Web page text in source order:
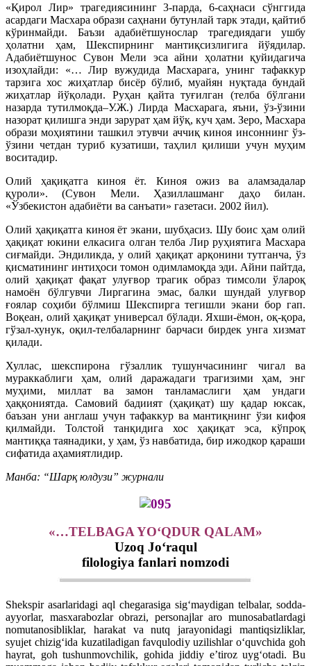
«Қирол Лир» трагедиясининг 3-парда, 6-саҳнаси сўнггида
асардаги Масхара образи саҳнани бутунлай тарк этади, қайтиб
кўринмайди. Баъзи адабиётшунослар трагедиядаги ушбу
ҳолатни ҳам, Шекспирнинг мантиқсизлигига йўядилар.
Адабиётшунос Сувон Мели эса айни ҳолатни қуйидагича
изоҳлайди: «… Лир вужудида Масхарага, унинг тафаккур
тарзига хос жиҳатлар бисёр бўлиб, муайян нуқтада бундай
жиҳатлар йўқолади. Руҳан қайта туғилган (телба бўлгани
назарда тутилмоқда–У.Ж.) Лирда Масхарага, яъни, ўз-ўзини
назорат қилишга энди зарурат ҳам йўқ, куч ҳам. Зеро, Масхара
образи моҳиятини ташкил этувчи аччиқ киноя инсоннинг ўз-
ўзини четдан туриб кузатиши, таҳлил қилиши учун муҳим
воситадир.
Олий ҳақиқатга киноя ёт. Киноя ожиз ва аламзадалар
қуроли». (Сувон Мели. Ҳазиллашманг даҳо билан.
«Ўзбекистон адабиёти ва санъати» газетаси. 2002 йил).
Олий ҳақиқатга киноя ёт экани, шубҳасиз. Шу боис ҳам олий
ҳақиқат юкини елкасига олган телба Лир руҳиятига Масхара
сиғмайди. Эндиликда, у олий ҳақиқат арқонини тутганча, ўз
қисматининг интиҳоси томон одимламоқда эди. Айни пайтда,
олий ҳақиқат фақат улуғвор трагик образ тимсоли ўлароқ
намоён бўлгувчи Лиргагина эмас, балки шундай улуғвор
ғоялар соҳиби бўлмиш Шекспирга тегишли экани бор гап.
Воқеан, олий ҳақиқат универсал бўлади. Яхши-ёмон, оқ-қора,
гўзал-хунук, оқил-телбаларнинг барчаси бирдек унга хизмат
қилади.
Хуллас, шекспирона гўзаллик тушунчасининг чигал ва
мураккаблиги ҳам, олий даражадаги трагизими ҳам, энг
муҳими, миллат ва замон танламаслиги ҳам ундаги
ҳаққониятда. Самовий бадиият (ҳақиқат) шу қадар юксак,
баъзан уни англаш учун тафаккур ва мантиқнинг ўзи кифоя
қилмайди. Толстой танқидига хос ҳақиқат эса, кўпроқ
мантиққа таянадики, у ҳам, ўз навбатида, бир ижодкор қараши
сифатида аҳамиятлидир.
Манба: “Шарқ юлдузи” журнали
«…TЕLBAGA YO‘QDUR QALAM»
Uzoq Jo‘raqul
filologiya fanlari nomzodi
Shekspir asarlaridagi aql chegarasiga sig‘maydigan telbalar, sodda-
ayyorlar, masxarabozlar obrazi, personajlar aro munosabatlardagi
nomutanosibliklar, harakat va nutq jarayonidagi mantiqsizliklar,
syujet chizig‘ida kuzatiladigan favqulodiy uzilishlar o‘quvchida goh
hayrat, goh tushunmovchilik, gohida jiddiy e’tiroz uyg‘otadi. Bu